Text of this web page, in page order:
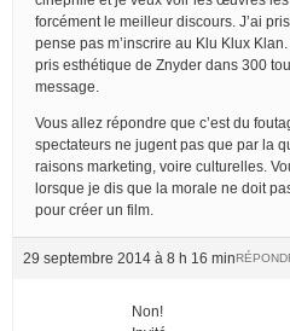
forcément le meilleur discours. J’ai
pense pas m’inscrire au Klu Klux
pris esthétique de Znyder dans 300
message.
Vous allez répondre que c’est du
spectateurs ne jugent pas que par la
raisons marketing, voire culturelles.
lorsque je dis que la morale ne doit
pour créer un film.
29 septembre 2014 à 8 h 16 min
Non!